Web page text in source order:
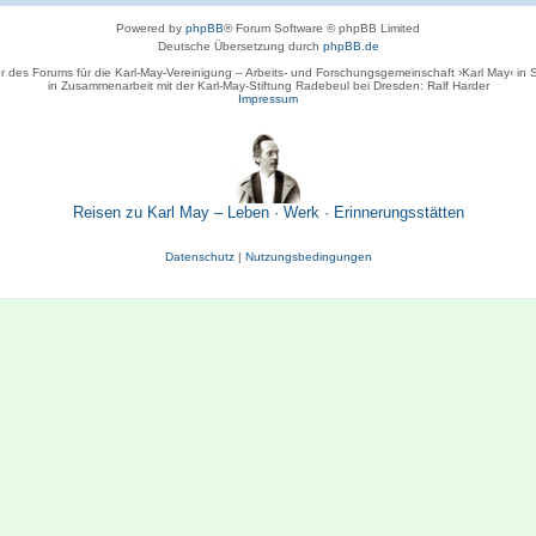
Powered by phpBB® Forum Software © phpBB Limited
Deutsche Übersetzung durch phpBB.de
des Forums für die Karl-May-Vereinigung – Arbeits- und Forschungsgemeinschaft ›Karl May‹ in
in Zusammenarbeit mit der Karl-May-Stiftung Radebeul bei Dresden: Ralf Harder
Impressum
Reisen zu Karl May – Leben · Werk · Erinnerungsstätten
Datenschutz| Nutzungsbedingungen